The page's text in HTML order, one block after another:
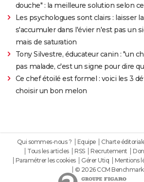
douche" : la meilleure solution selon
Les psychologues sont clairs : laisser
s'accumuler dans l'évier n'est pas un
mais de saturation
Tony Silvestre, éducateur canin : "un
pas malade, c'est un signe pour dire
Ce chef étoilé est formel : voici les 3
choisir un bon melon
Qui sommes-nous ? Equipe Charte
Tous les articles
RSS Recrutement
Paramétrer les cookies
Gérer Utiq Mentions
© 2026 CCM Benchmark